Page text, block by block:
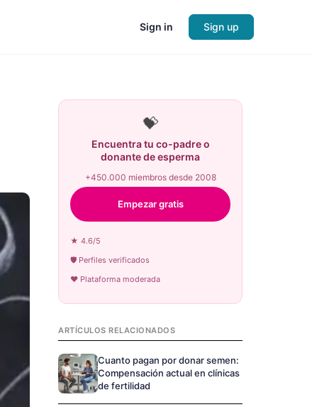
Sign in Sign up
💝
Encuentra tu co-padre o
donante de esperma
+450.000 miembros desde 2008
Empezar gratis
★ 4.6/5
🛡 Perfiles verificados
♥ Plataforma moderada
ARTÍCULOS RELACIONADOS
Cuanto pagan por donar semen:
Compensación actual en clínicas
de fertilidad